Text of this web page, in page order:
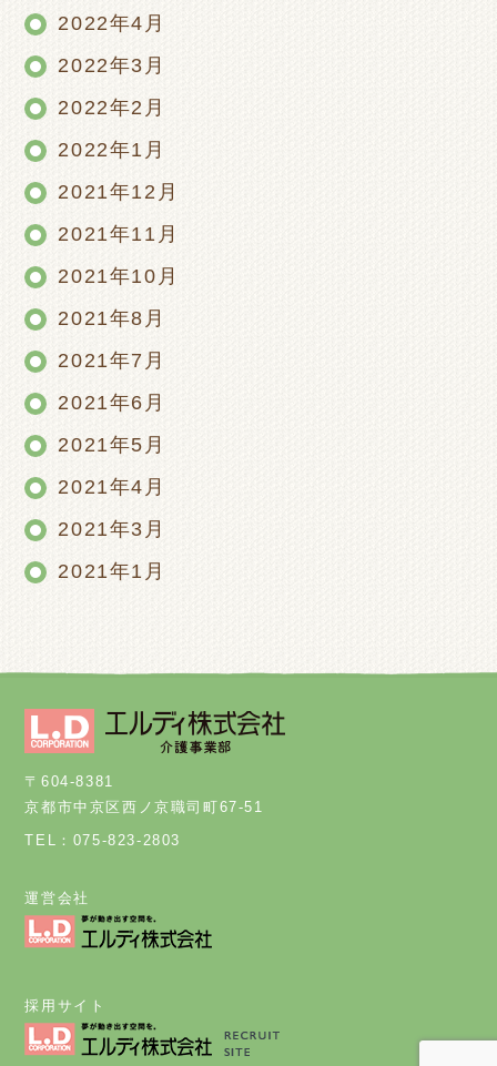
2022年4月
2022年3月
2022年2月
2022年1月
2021年12月
2021年11月
2021年10月
2021年8月
2021年7月
2021年6月
2021年5月
2021年4月
2021年3月
2021年1月
〒604-8381
京都市中京区西ノ京職司町67-51
TEL：075-823-2803
運営会社
採用サイト